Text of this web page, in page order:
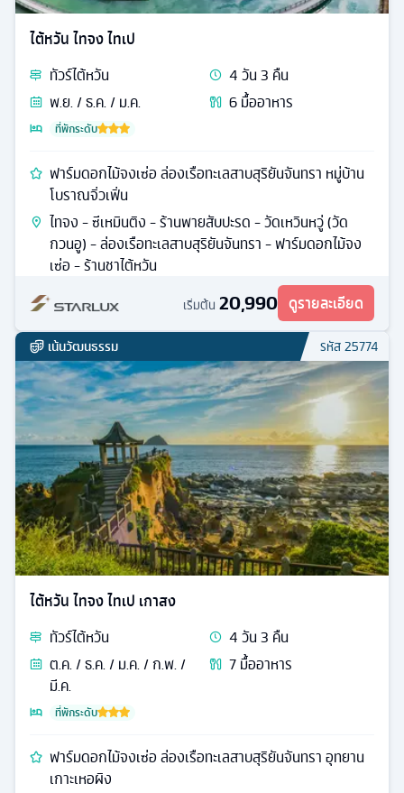
ไต้หวัน ไทจง ไทเป
ทัวร์ไต้หวัน 4วัน3 คืน
พ.ย. / ธ.ค. / ม.ค.
6มื้ออาหาร
ที่พักระดับ
ฟาร์มดอกไม้จงเซ่อ ล่องเรือทะเลสาบสุริยันจันทรา หมู่บ้าน
โบราณจิ่วเฟิ่น
ไทจง - ซีเหมินติง - ร้านพายสับปะรด - วัดเหวินหวู่ (วัด
กวนอู) - ล่องเรือทะเลสาบสุริยันจันทรา - ฟาร์มดอกไม้จง
เซ่อ - ร้านชาไต้หวัน
เริ่มต้น 20,990 ดูรายละเอียด
เน้นวัฒนธรรม รหัส25774
ไต้หวัน ไทจง ไทเป เกาสง
ทัวร์ไต้หวัน 4วัน3 คืน
ต.ค. / ธ.ค. / ม.ค. / ก.พ. /
มี.ค.
7มื้ออาหาร
ที่พักระดับ
ฟาร์มดอกไม้จงเซ่อ ล่องเรือทะเลสาบสุริยันจันทรา อุทยาน
เกาะเหอผิง